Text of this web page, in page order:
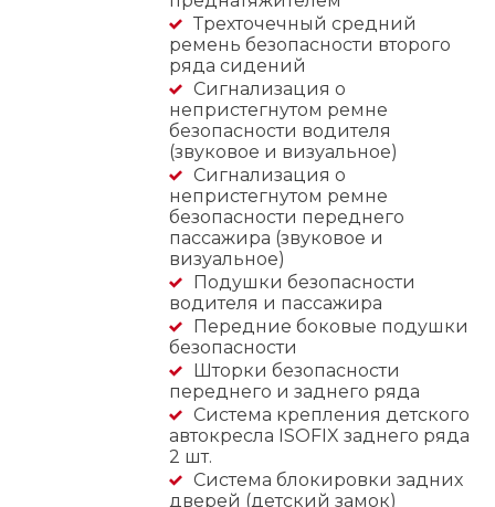
Трехточечный средний
ремень безопасности второго
ряда сидений
Сигнализация о
непристегнутом ремне
безопасности водителя
(звуковое и визуальное)
Сигнализация о
непристегнутом ремне
безопасности переднего
пассажира (звуковое и
визуальное)
Подушки безопасности
водителя и пассажира
Передние боковые подушки
безопасности
Шторки безопасности
переднего и заднего ряда
Система крепления детского
автокресла ISOFIX заднего ряда
2 шт.
Система блокировки задних
дверей (детский замок)